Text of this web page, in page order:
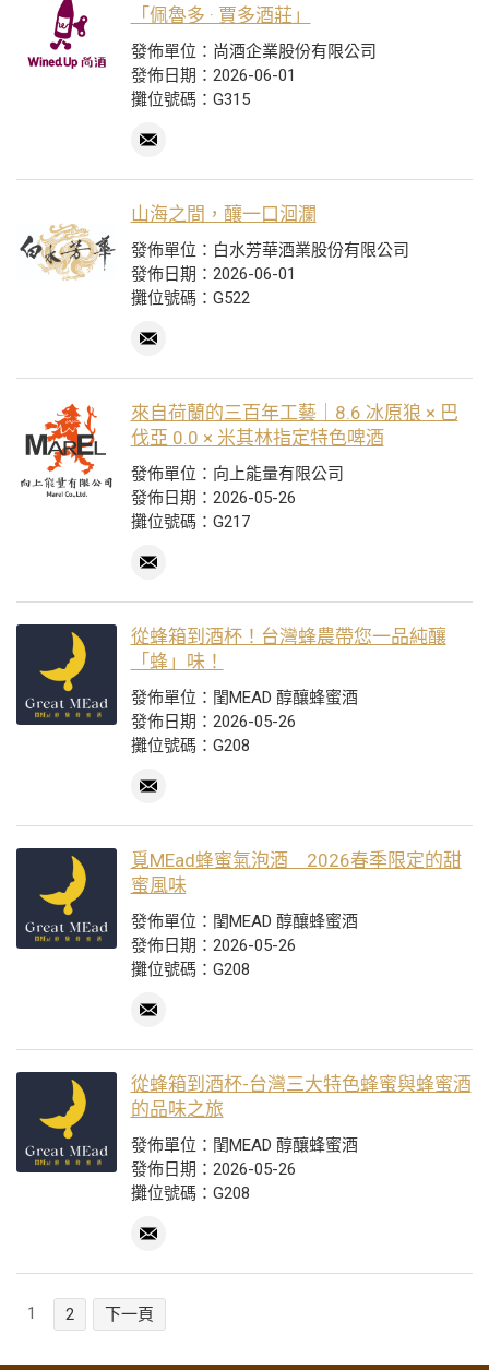
「佩魯多 · 賈多酒莊」
發佈單位：尚酒企業股份有限公司
發佈日期：2026-06-01
攤位號碼：G315
山海之間，釀一口洄瀾
發佈單位：白水芳華酒業股份有限公司
發佈日期：2026-06-01
攤位號碼：G522
來自荷蘭的三百年工藝｜8.6 冰原狼 × 巴
伐亞 0.0 × 米其林指定特色啤酒
發佈單位：向上能量有限公司
發佈日期：2026-05-26
攤位號碼：G217
從蜂箱到酒杯！台灣蜂農帶您一品純釀
「蜂」味！
發佈單位：閨MEAD 醇釀蜂蜜酒
發佈日期：2026-05-26
攤位號碼：G208
覓MEad蜂蜜氣泡酒 2026春季限定的甜
蜜風味
發佈單位：閨MEAD 醇釀蜂蜜酒
發佈日期：2026-05-26
攤位號碼：G208
從蜂箱到酒杯-台灣三大特色蜂蜜與蜂蜜酒
的品味之旅
發佈單位：閨MEAD 醇釀蜂蜜酒
發佈日期：2026-05-26
攤位號碼：G208
1 2 下一頁